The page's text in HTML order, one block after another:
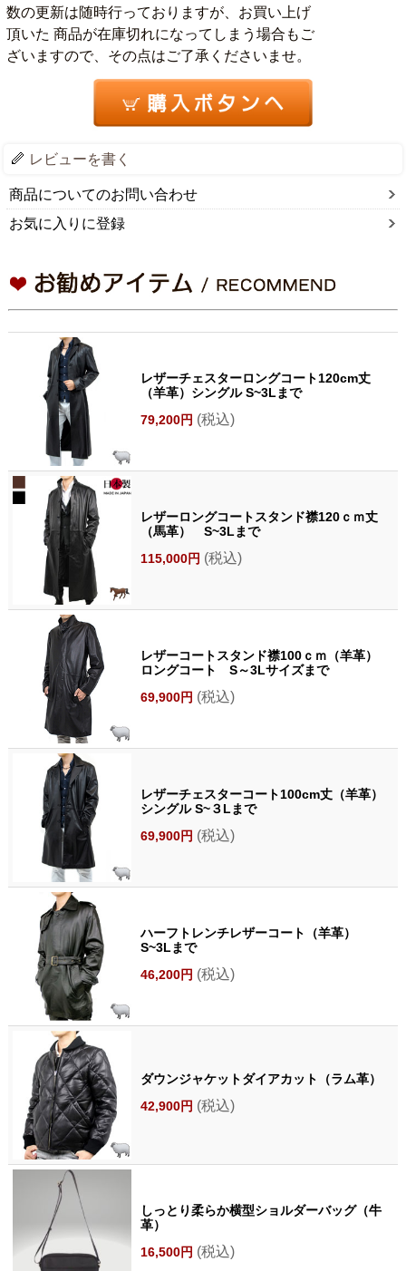
数の更新は随時行っておりますが、お買い上げ
頂いた 商品が在庫切れになってしまう場合もご
ざいますので、その点はご了承くださいませ。
レビューを書く
商品についてのお問い合わせ
お気に入りに登録
レザーチェスターロングコート120cm丈
（羊革）シングル S~3Lまで
79,200円 (税込)
レザーロングコートスタンド襟120ｃｍ丈
（馬革） S~3Lまで
115,000円 (税込)
レザーコートスタンド襟100ｃｍ（羊革）
ロングコート S～3Lサイズまで
69,900円 (税込)
レザーチェスターコート100cm丈（羊革）
シングル S~３Lまで
69,900円 (税込)
ハーフトレンチレザーコート（羊革）
S~3Lまで
46,200円 (税込)
ダウンジャケットダイアカット（ラム革）
42,900円 (税込)
しっとり柔らか横型ショルダーバッグ（牛
革）
16,500円 (税込)